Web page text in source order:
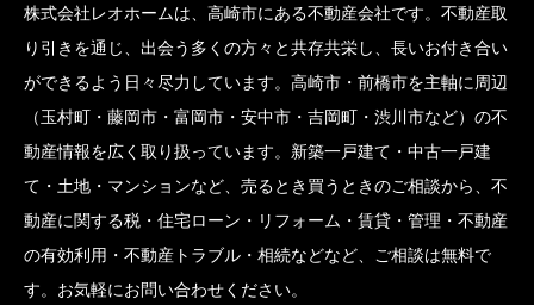
株式会社レオホームは、高崎市にある不動産会社です。不動産取
り引きを通じ、出会う多くの方々と共存共栄し、長いお付き合い
ができるよう日々尽力しています。高崎市・前橋市を主軸に周辺
（玉村町・藤岡市・富岡市・安中市・吉岡町・渋川市など）の不
動産情報を広く取り扱っています。新築一戸建て・中古一戸建
て・土地・マンションなど、売るとき買うときのご相談から、不
動産に関する税・住宅ローン・リフォーム・賃貸・管理・不動産
の有効利用・不動産トラブル・相続などなど、ご相談は無料で
す。お気軽にお問い合わせください。